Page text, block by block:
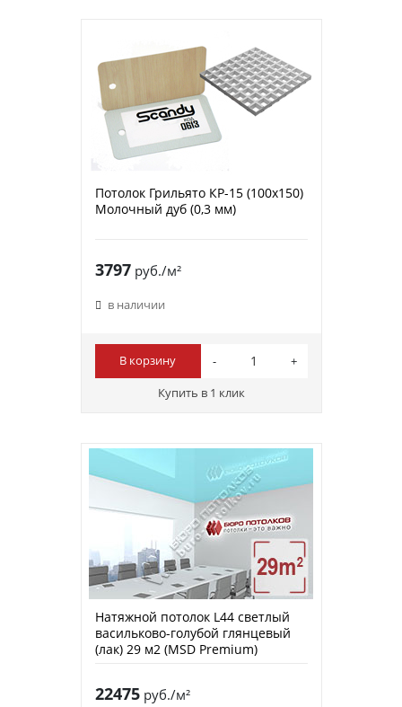
Потолок Грильято КР-15 (100х150)
Молочный дуб (0,3 мм)
3797руб./м²
в наличии
В корзину
Купить в 1 клик
Натяжной потолок L44 светлый
васильково-голубой глянцевый
(лак) 29 м2 (MSD Premium)
22475руб./м²